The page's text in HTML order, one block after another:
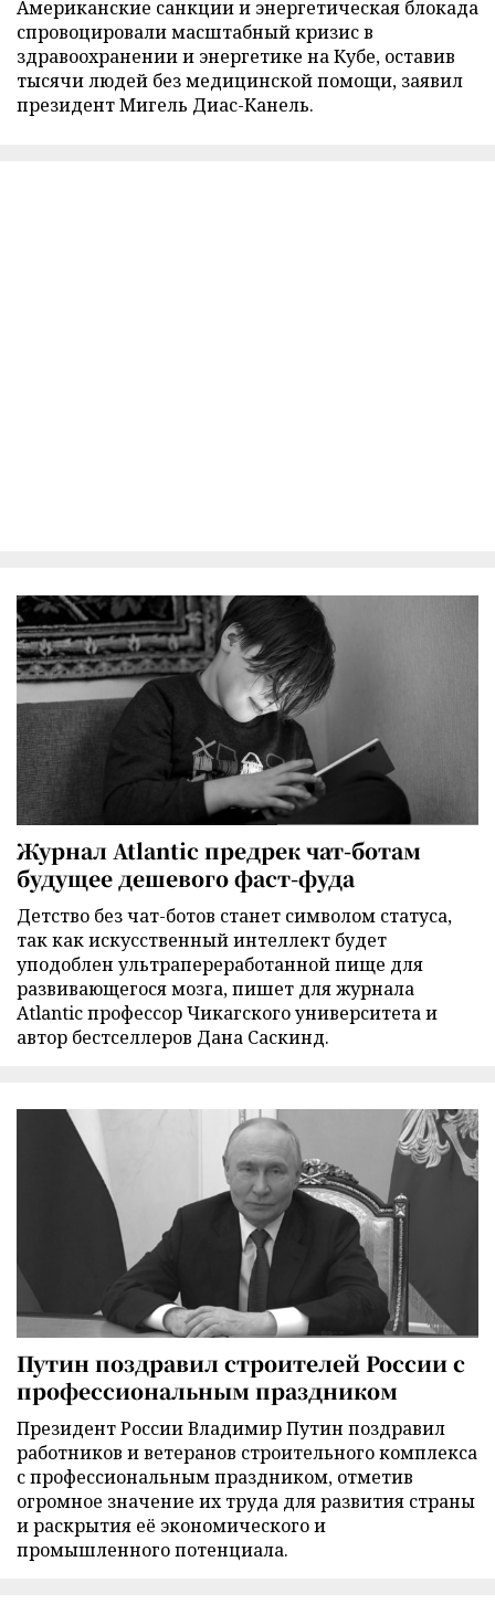
Американские санкции и энергетическая блокада
спровоцировали масштабный кризис в
здравоохранении и энергетике на Кубе, оставив
тысячи людей без медицинской помощи, заявил
президент Мигель Диас-Канель.
Журнал Atlantic предрек чат-ботам
будущее дешевого фаст-фуда
Детство без чат-ботов станет символом статуса,
так как искусственный интеллект будет
уподоблен ультрапереработанной пище для
развивающегося мозга, пишет для журнала
Atlantic профессор Чикагского университета и
автор бестселлеров Дана Саскинд.
Путин поздравил строителей России с
профессиональным праздником
Президент России Владимир Путин поздравил
работников и ветеранов строительного комплекса
с профессиональным праздником, отметив
огромное значение их труда для развития страны
и раскрытия её экономического и
промышленного потенциала.